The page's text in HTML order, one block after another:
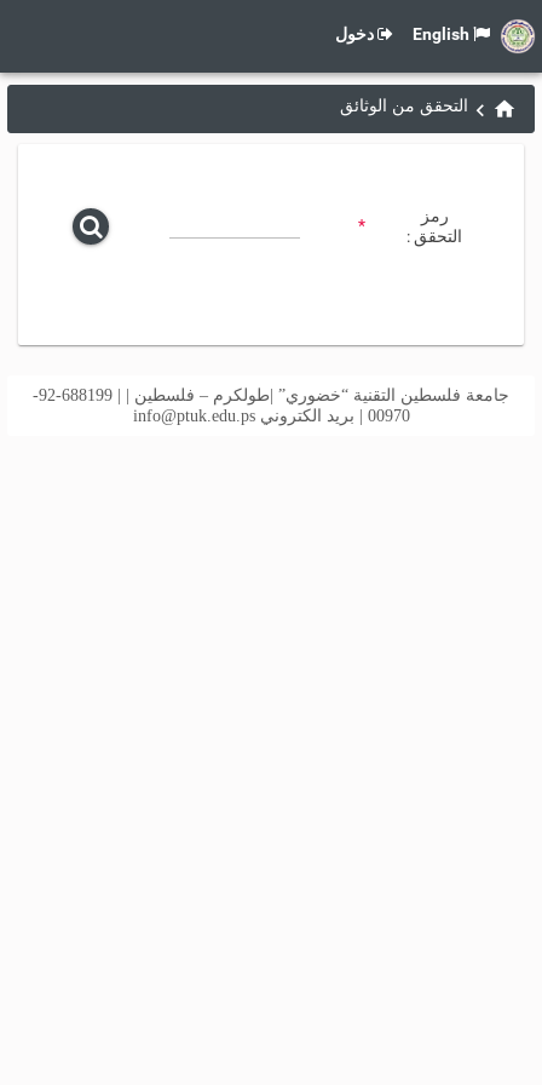
دخول
التحقق من الوثائق
رمز
التحقق :
*
جامعة فلسطين التقنية “خضوري” |طولكرم – فلسطين | | 688199-92-
00970 | بريد الكتروني
info@ptuk.edu.ps